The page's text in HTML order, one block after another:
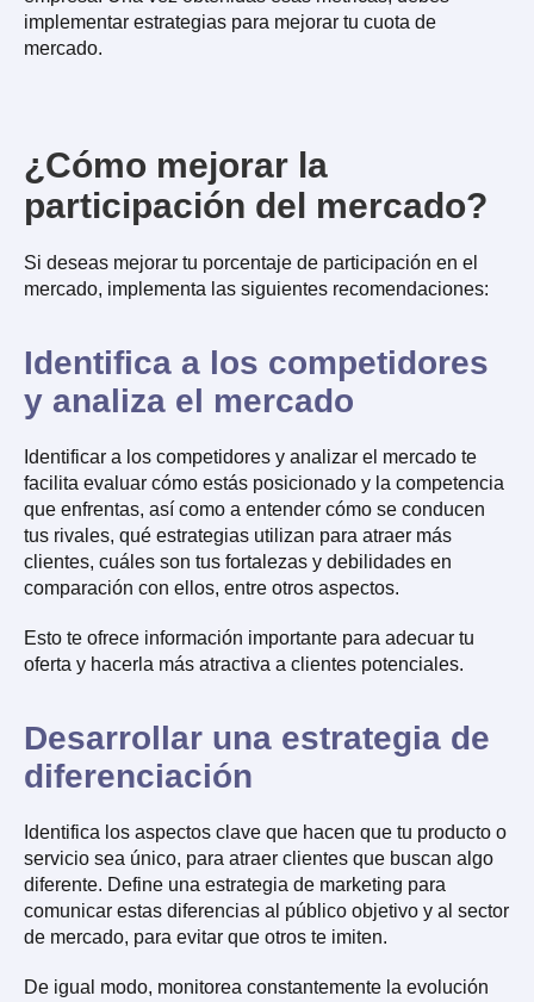
implementar estrategias para mejorar tu cuota de
mercado.
¿Cómo mejorar la
participación del mercado?
Si deseas mejorar tu porcentaje de participación en el
mercado, implementa las siguientes recomendaciones:
Identifica a los competidores
y analiza el mercado
Identificar a los competidores y analizar el mercado te
facilita evaluar cómo estás posicionado y la competencia
que enfrentas, así como a entender cómo se conducen
tus rivales, qué estrategias utilizan para atraer más
clientes, cuáles son tus fortalezas y debilidades en
comparación con ellos, entre otros aspectos.
Esto te ofrece información importante para adecuar tu
oferta y hacerla más atractiva a clientes potenciales.
Desarrollar una estrategia de
diferenciación
Identifica los aspectos clave que hacen que tu producto o
servicio sea único, para atraer clientes que buscan algo
diferente. Define una estrategia de marketing para
comunicar estas diferencias al público objetivo y al sector
de mercado, para evitar que otros te imiten.
De igual modo, monitorea constantemente la evolución